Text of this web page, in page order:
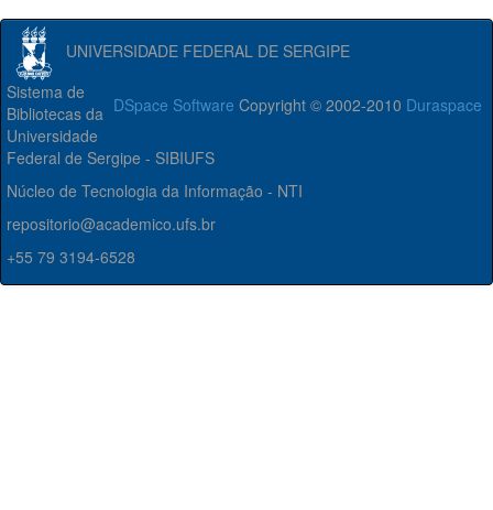
UNIVERSIDADE FEDERAL DE SERGIPE
DSpace Software Copyright © 2002-2010 Duraspace
Sistema de
Bibliotecas da
Universidade
Federal de Sergipe - SIBIUFS
Núcleo de Tecnologia da Informação - NTI
repositorio@academico.ufs.br
+55 79 3194-6528